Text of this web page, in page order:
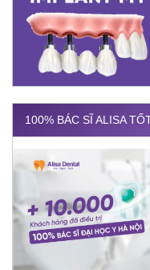
100% BÁC SĨ ALISA